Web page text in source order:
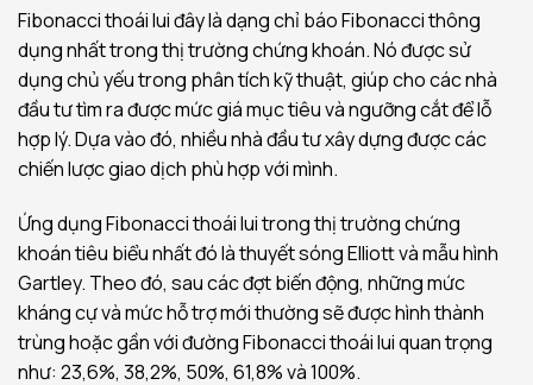
Fibonacci thoái lui đây là dạng chỉ báo Fibonacci thông
dụng nhất trong thị trường chứng khoán. Nó được sử
dụng chủ yếu trong phân tích kỹ thuật, giúp cho các nhà
đầu tư tìm ra được mức giá mục tiêu và ngưỡng cắt để lỗ
hợp lý. Dựa vào đó, nhiều nhà đầu tư xây dựng được các
chiến lược giao dịch phù hợp với mình.
Ứng dụng Fibonacci thoái lui trong thị trường chứng
khoán tiêu biểu nhất đó là thuyết sóng Elliott và mẫu hình
Gartley. Theo đó, sau các đợt biến động, những mức
kháng cự và mức hỗ trợ mới thường sẽ được hình thành
trùng hoặc gần với đường Fibonacci thoái lui quan trọng
như: 23,6%, 38,2%, 50%, 61,8% và 100%.